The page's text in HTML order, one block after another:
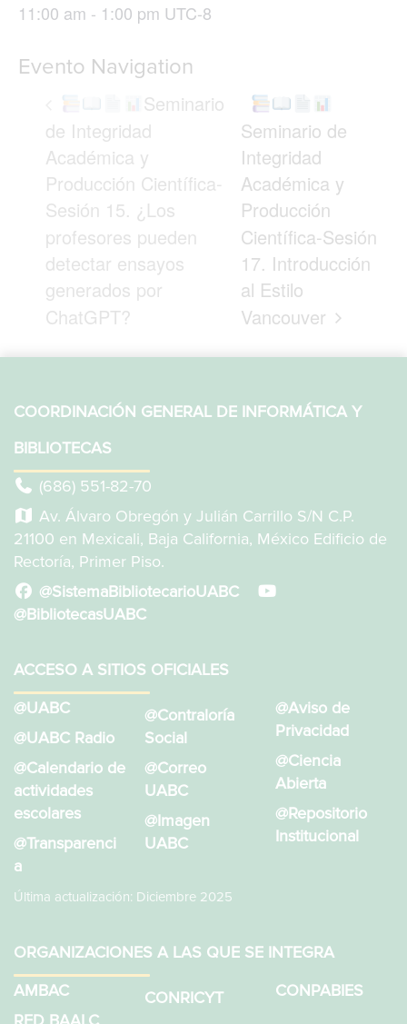
11:00 am - 1:00 pm UTC-8
Evento Navigation
Seminario
de Integridad
Académica y
Producción Científica-
Sesión 15. ¿Los
profesores pueden
detectar ensayos
generados por
ChatGPT?
Seminario de
Integridad
Académica y
Producción
Científica-Sesión
17. Introducción
al Estilo
Vancouver
COORDINACIÓN GENERAL DE INFORMÁTICA Y
BIBLIOTECAS
(686) 551-82-70
Av. Álvaro Obregón y Julián Carrillo S/N C.P.
21100 en Mexicali, Baja California, México Edificio de
Rectoría, Primer Piso.
@SistemaBibliotecarioUABC
@BibliotecasUABC
ACCESO A SITIOS OFICIALES
@UABC
@UABC Radio
@Calendario de
actividades
escolares
@Transparenci
a
@Contraloría
Social
@Correo
UABC
@Imagen
UABC
@Aviso de
Privacidad
@Ciencia
Abierta
@Repositorio
Institucional
Última actualización: Diciembre 2025
ORGANIZACIONES A LAS QUE SE INTEGRA
AMBAC
RED BAALC
CONRICYT CONPABIES